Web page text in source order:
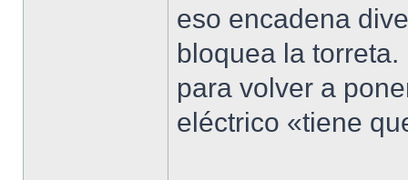
eso encadena
bloquea la
para volver a
eléctrico «tiene